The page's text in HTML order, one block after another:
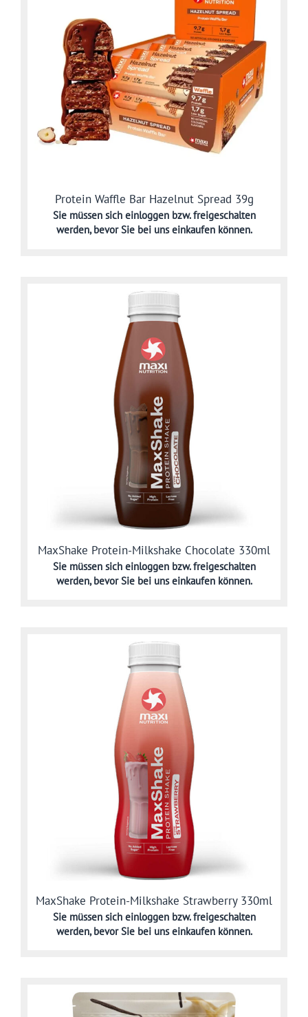
Protein Waffle Bar Hazelnut Spread 39g
Sie müssen sich einloggen bzw. freigeschalten
werden,bevor Sie bei uns einkaufen können.
MaxShake Protein-Milkshake Chocolate 330ml
Sie müssen sich einloggen bzw. freigeschalten
werden,bevor Sie bei uns einkaufen können.
MaxShake Protein-Milkshake Strawberry 330ml
Sie müssen sich einloggen bzw. freigeschalten
werden,bevor Sie bei uns einkaufen können.